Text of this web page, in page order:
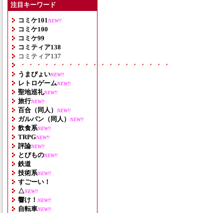
注目キーワード
コミケ101 NEW!!
コミケ100
コミケ99
コミティア138
コミティア137
・・・・・・・・・・・・・・・・・・・
うまぴょいNEW!!
レトロゲームNEW!!
聖地巡礼NEW!!
旅行NEW!!
百合（同人） NEW!!
ガルパン（同人） NEW!!
飲食系NEW!!
TRPGNEW!!
評論NEW!!
とびものNEW!!
鉄道
技術系NEW!!
すごーい！
△NEW!!
響け！ NEW!!
自転車NEW!!